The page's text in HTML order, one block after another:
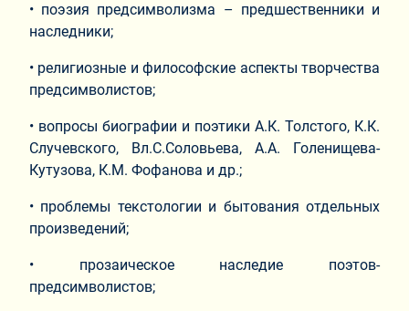
• поэзия предсимволизма – предшественники и
наследники;
• религиозные и философские аспекты творчества
предсимволистов;
• вопросы биографии и поэтики А.К. Толстого, К.К.
Случевского, Вл.С.Соловьева, А.А. Голенищева-
Кутузова, К.М. Фофанова и др.;
• проблемы текстологии и бытования отдельных
произведений;
• прозаическое наследие поэтов-
предсимволистов;